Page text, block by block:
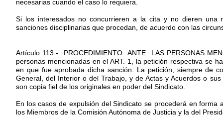
necesarias cuando el caso lo requiera.
Si los interesados no concurrieren a la cita y no dieren una
sanciones disciplinarias que procedan, de acuerdo con las
Artículo 113.- PROCEDIMIENTO ANTE LAS PERSONAS
personas mencionadas en el ART. 1, la petición respectiva se
en que fue aprobada dicha sanción. La petición, siempre de
General, del Interior o del Trabajo, y de Actas y Acuerdos o
son copia fiel de los originales en poder del Sindicato.
En los casos de expulsión del Sindicato se procederá en
los Miembros de la Comisión Autónoma de Justicia y la del